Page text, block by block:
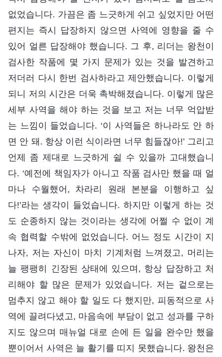
없었습니다. 가끔은 좀 느긋하게 쉬고 싶었지만 어떤
편지는 즉시 답장하지 않으면 사역에 영향을 줄 수
있어 얼른 답장해야 했습니다. 그 후, 리더는 왕천이
검사한 작품에 몇 가지 문제가 있는 것을 발견하고
저더러 다시 한번 검사하라고 제안했습니다. 이렇게
되니 저의 시간은 더욱 촉박해졌습니다. 이렇게 많은
세부 사역을 해야 하는 것을 보고 저는 너무 억압받
는 느낌이 들었습니다. ‘이 사역들은 하나라도 안 하
면 안 돼. 항상 이런 식이라면 너무 힘들잖아!’ 그리고
언제 좀 제대로 느긋하게 쉴 수 있을까 고대했습니
다. ‘예전에 책임자가 아니고 작품 검사만 했을 때 얼
마나 수월했어, 차라리 원래 본분을 이행하고 싶
다!’라는 생각이 들었습니다. 하지만 이렇게 하는 것
도 순종하지 않는 것이라는 생각에 어쩔 수 없이 계
속 협력할 수밖에 없었습니다. 어느 정도 시간이 지
나자, 저는 자신이 마치 기계처럼 느껴졌고, 머리는
늘 팽팽히 긴장된 상태에 있으며, 항상 답장하고 처
리해야 할 많은 문제가 있었습니다. 저는 겉으로는
멈추지 않고 해야 할 일도 다 했지만, 피동적으로 사
역에 끌려다녔고, 마음속에 부담이 없고 성과를 구하
지도 않으며 매뉴얼 대로 손에 든 일을 완수만 했을
뿐이어서 사역은 늘 활기를 띠지 못했습니다. 왕천은